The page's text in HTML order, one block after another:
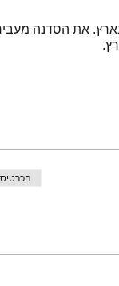
את הסדנה מעביר